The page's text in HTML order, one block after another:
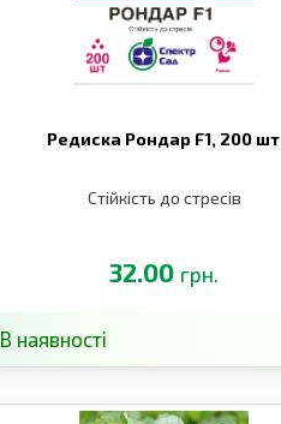
Редиска Рондар F1, 200 шт
Стійкість до стресів
32.00 грн.
В наявності